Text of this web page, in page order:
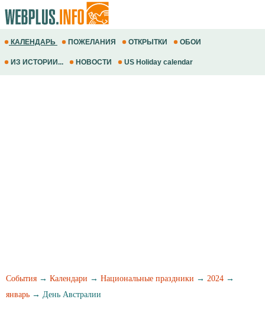
КАЛЕНДАРЬ ПОЖЕЛАНИЯ ОТКРЫТКИ ОБОИ
ИЗ ИСТОРИИ... НОВОСТИ US Holiday calendar
События → Календари → Национальные праздники → 2024 →
январь → День Австралии